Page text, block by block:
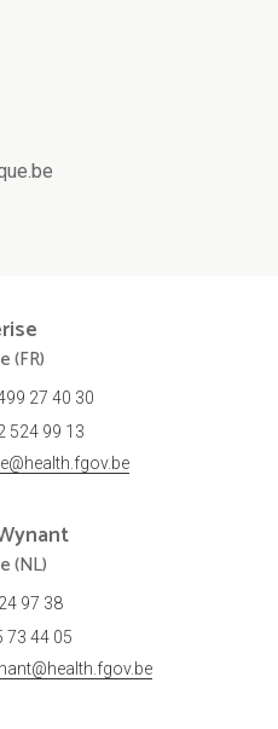
(FR)
27 40 30
524 99 13
(NL)
97 38
73 44 05